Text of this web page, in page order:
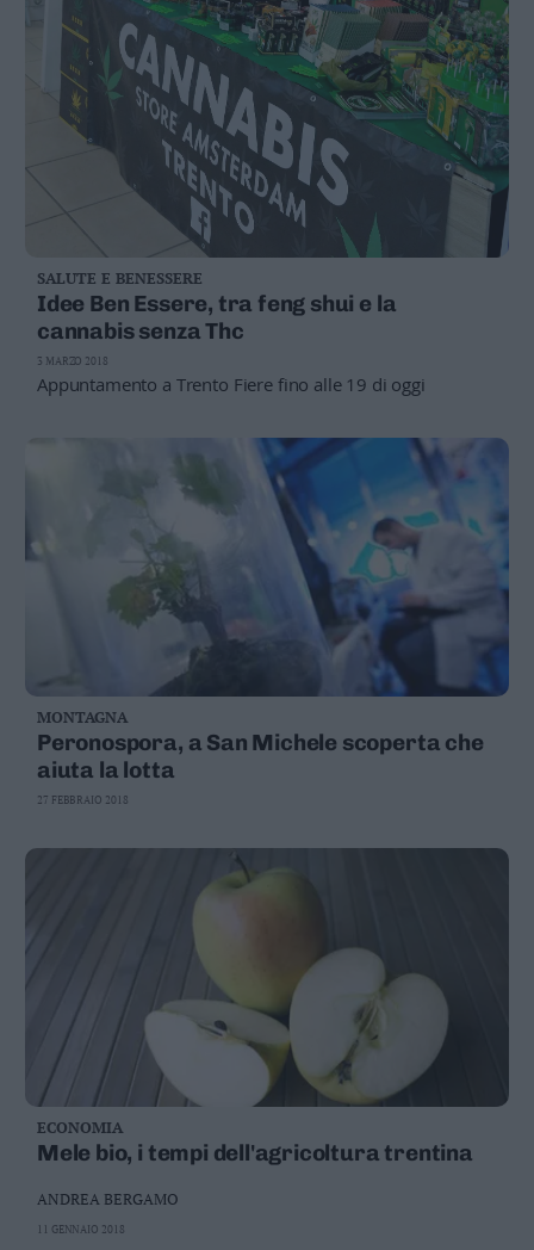
SALUTE E BENESSERE
Idee Ben Essere, tra feng shui e la
cannabis senza Thc
Appuntamento a Trento Fiere fino alle 19 di oggi
3 MARZO 2018
MONTAGNA
Peronospora, a San Michele scoperta che
aiuta la lotta
27 FEBBRAIO 2018
ECONOMIA
Mele bio, i tempi dell'agricoltura trentina
ANDREA BERGAMO
11 GENNAIO 2018